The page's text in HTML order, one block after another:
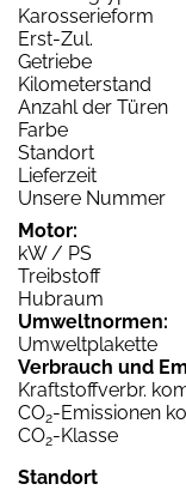
Karosserieform
Erst-Zul.
Getriebe
Kilometerstand
Anzahl der Türen
Farbe
Standort
Lieferzeit
Unsere Nummer
Motor:
kW / PS
Treibstoff
Hubraum
Umweltnormen:
Umweltplakette
Verbrauch und
Kraftstoffverbr.
CO2-Emissionen
CO2-Klasse
Standort